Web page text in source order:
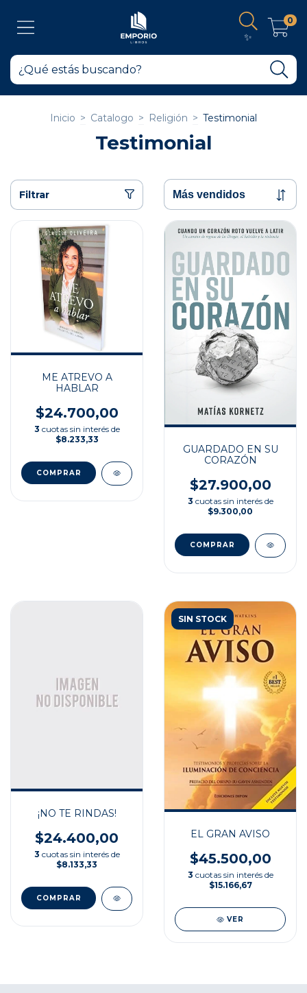
✨
0
Inicio > Catalogo > Religión > Testimonial
Testimonial
Filtrar
ME ATREVO A
HABLAR
$24.700,00
3 cuotas sin interés de
$8.233,33
GUARDADO EN SU
CORAZÓN
$27.900,00
3 cuotas sin interés de
$9.300,00
¡NO TE RINDAS!
$24.400,00
3 cuotas sin interés de
$8.133,33
SIN STOCK
EL GRAN AVISO
$45.500,00
3 cuotas sin interés de
$15.166,67
VER